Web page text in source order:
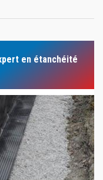
en étanchéité